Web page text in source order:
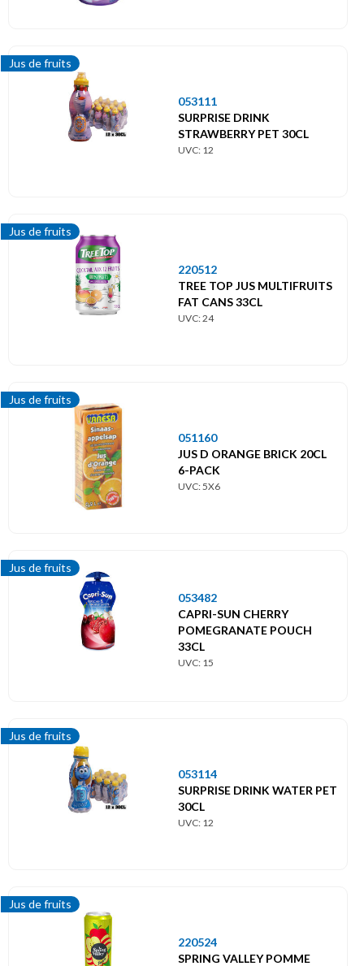
Jus de fruits
053111
SURPRISE DRINK
STRAWBERRY PET 30CL
UVC: 12
Jus de fruits
220512
TREE TOP JUS MULTIFRUITS
FAT CANS 33CL
UVC: 24
Jus de fruits
051160
JUS D ORANGE BRICK 20CL
6-PACK
UVC: 5X6
Jus de fruits
053482
CAPRI-SUN CHERRY
POMEGRANATE POUCH
33CL
UVC: 15
Jus de fruits
053114
SURPRISE DRINK WATER PET
30CL
UVC: 12
Jus de fruits
220524
SPRING VALLEY POMME